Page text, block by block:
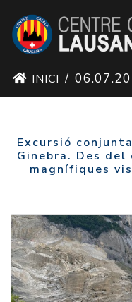
INICI 06.07.2025 PASSEJADA
Excursió
Ginebra. Des del
magnífiques